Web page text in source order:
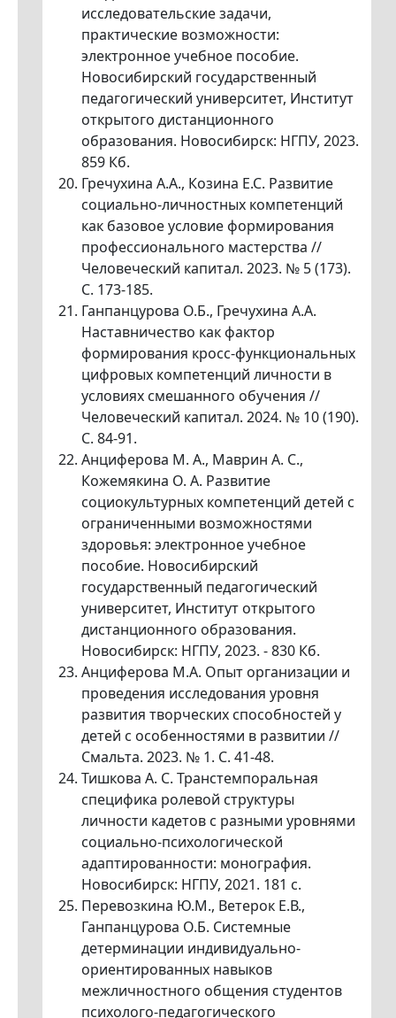
исследовательские задачи,
практические возможности:
электронное учебное пособие.
Новосибирский государственный
педагогический университет, Институт
открытого дистанционного
образования. Новосибирск: НГПУ, 2023.
859 Кб.
Гречухина А.А., Козина Е.С. Развитие
социально-личностных компетенций
как базовое условие формирования
профессионального мастерства //
Человеческий капитал. 2023. № 5 (173).
С. 173-185.
Ганпанцурова О.Б., Гречухина А.А.
Наставничество как фактор
формирования кросс-функциональных
цифровых компетенций личности в
условиях смешанного обучения //
Человеческий капитал. 2024. № 10 (190).
С. 84-91.
Анциферова М. А., Маврин А. С.,
Кожемякина О. А. Развитие
социокультурных компетенций детей с
ограниченными возможностями
здоровья: электронное учебное
пособие. Новосибирский
государственный педагогический
университет, Институт открытого
дистанционного образования.
Новосибирск: НГПУ, 2023. - 830 Кб.
Анциферова М.А. Опыт организации и
проведения исследования уровня
развития творческих способностей у
детей с особенностями в развитии //
Смальта. 2023. № 1. С. 41-48.
Тишкова А. С. Транстемпоральная
специфика ролевой структуры
личности кадетов с разными уровнями
социально-психологической
адаптированности: монография.
Новосибирск: НГПУ, 2021. 181 с.
Перевозкина Ю.М., Ветерок Е.В.,
Ганпанцурова О.Б. Системные
детерминации индивидуально-
ориентированных навыков
межличностного общения студентов
психолого-педагогического